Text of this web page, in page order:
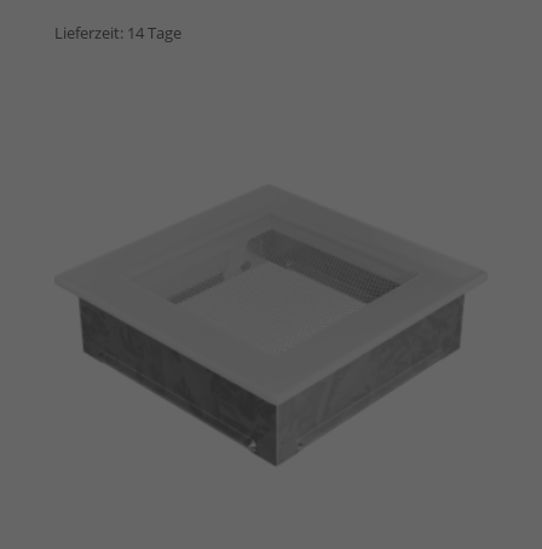
Lieferzeit: 14 Tage